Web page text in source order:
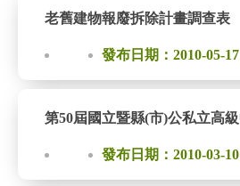
老舊建物報廢拆除計畫調查表
發布日期：2010-05-17
發布日期：2010-03-10